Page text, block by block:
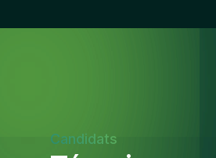
Candidats